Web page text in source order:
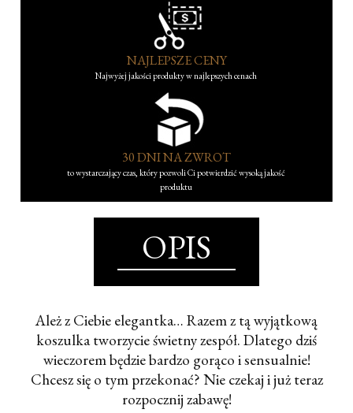
NAJLEPSZE CENY
Najwyżej jakości produkty w najlepszych cenach
30 DNI NA ZWROT
to wystarczający czas, który pozwoli Ci potwierdzić wysoką jakość
produktu
OPIS
Ależ z Ciebie elegantka… Razem z tą wyjątkową
koszulka tworzycie świetny zespół. Dlatego dziś
wieczorem będzie bardzo gorąco i sensualnie!
Chcesz się o tym przekonać? Nie czekaj i już teraz
rozpocznij zabawę!